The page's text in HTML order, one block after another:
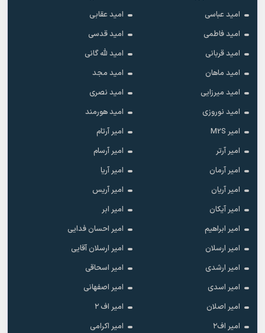
امید عباسی
امید عقابی
امید فاطمی
امید قدسی
امید قربانی
امید لله گانی
امید ماهان
امید مجد
امید میرزایی
امید نصری
امید نوروزی
امید هورمند
امیر M2S
امیر آرتام
امیر آرتر
امیر آرسام
امیر آرمان
امیر آریا
امیر آریان
امیر آریس
امیر آیکان
امیر ابر
امیر ابراهیم
امیر احسان فدایی
امیر ارسلان
امیر ارسلان آقایی
امیر ارشدی
امیر اسحاقی
امیر اسدی
امیر اصفهانی
امیر اصلان
امیر اف ۲
امیر اف۲
امیر اکرامی